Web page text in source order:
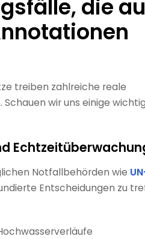
die
treiben zahlreiche reale
wir uns einige
Notfallbehörden wie
Entscheidungen zu